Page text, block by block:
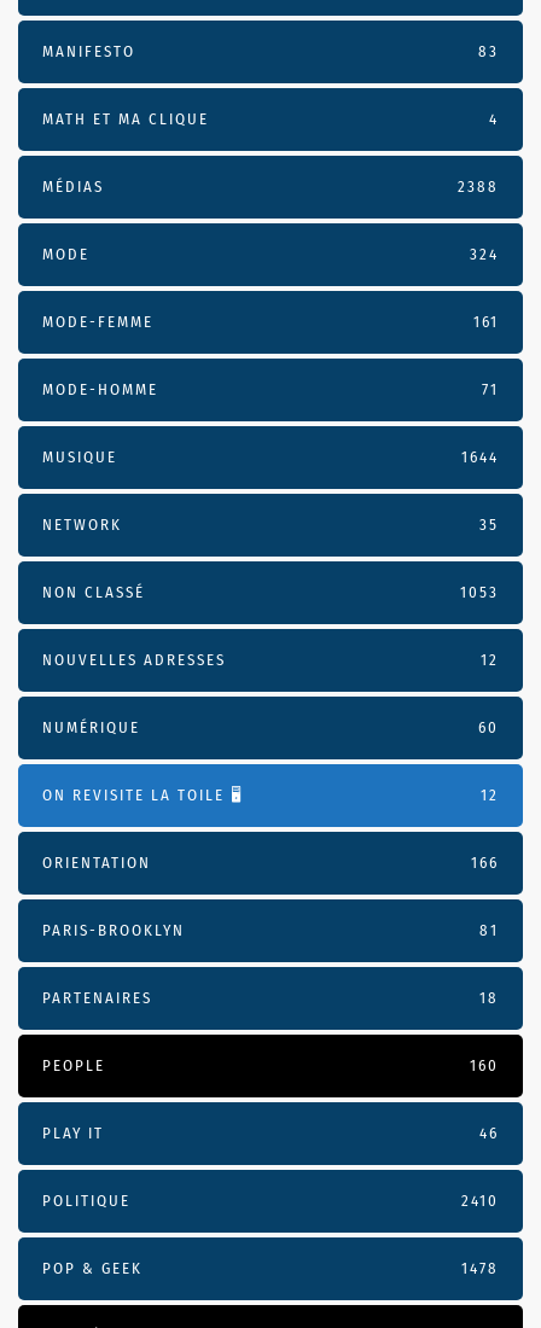
MANIFESTO 83
MATH ET MA CLIQUE 4
MÉDIAS 2388
MODE 324
MODE-FEMME 161
MODE-HOMME 71
MUSIQUE 1644
NETWORK 35
NON CLASSÉ 1053
NOUVELLES ADRESSES 12
NUMÉRIQUE 60
ON REVISITE LA TOILE 🖥️ 12
ORIENTATION 166
PARIS-BROOKLYN 81
PARTENAIRES 18
PEOPLE 160
PLAY IT 46
POLITIQUE 2410
POP & GEEK 1478